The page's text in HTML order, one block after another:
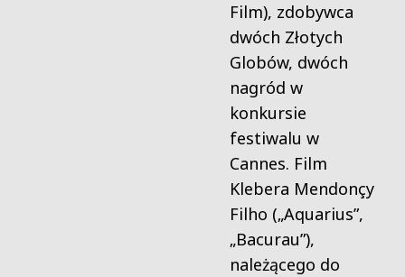
Film), zdobywca
dwóch Złotych
Globów, dwóch
nagród w
konkursie
festiwalu w
Cannes. Film
Klebera Mendonçy
Filho („Aquarius”,
„Bacurau”),
należącego do